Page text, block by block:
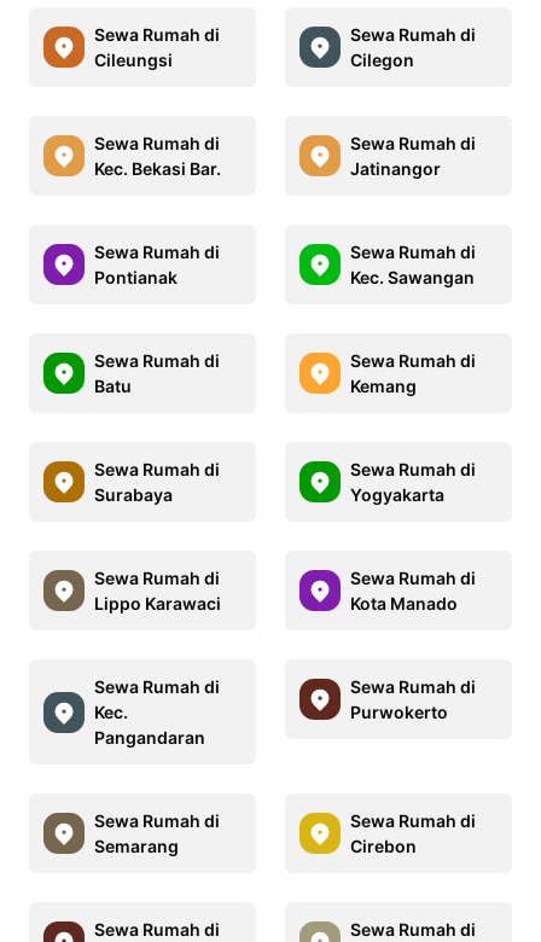
Sewa Rumah di
Cileungsi
Sewa Rumah di
Cilegon
Sewa Rumah di
Kec. Bekasi Bar.
Sewa Rumah di
Jatinangor
Sewa Rumah di
Pontianak
Sewa Rumah di
Kec. Sawangan
Sewa Rumah di
Batu
Sewa Rumah di
Kemang
Sewa Rumah di
Surabaya
Sewa Rumah di
Yogyakarta
Sewa Rumah di
Lippo Karawaci
Sewa Rumah di
Kota Manado
Sewa Rumah di
Kec.
Pangandaran
Sewa Rumah di
Purwokerto
Sewa Rumah di
Semarang
Sewa Rumah di
Cirebon
Sewa Rumah di
Sewa Rumah di